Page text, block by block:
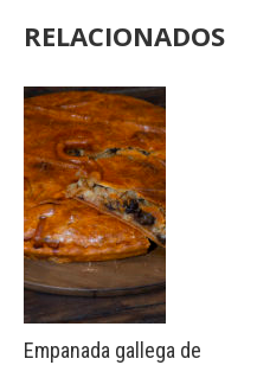
RELACIONADOS
Empanada gallega de